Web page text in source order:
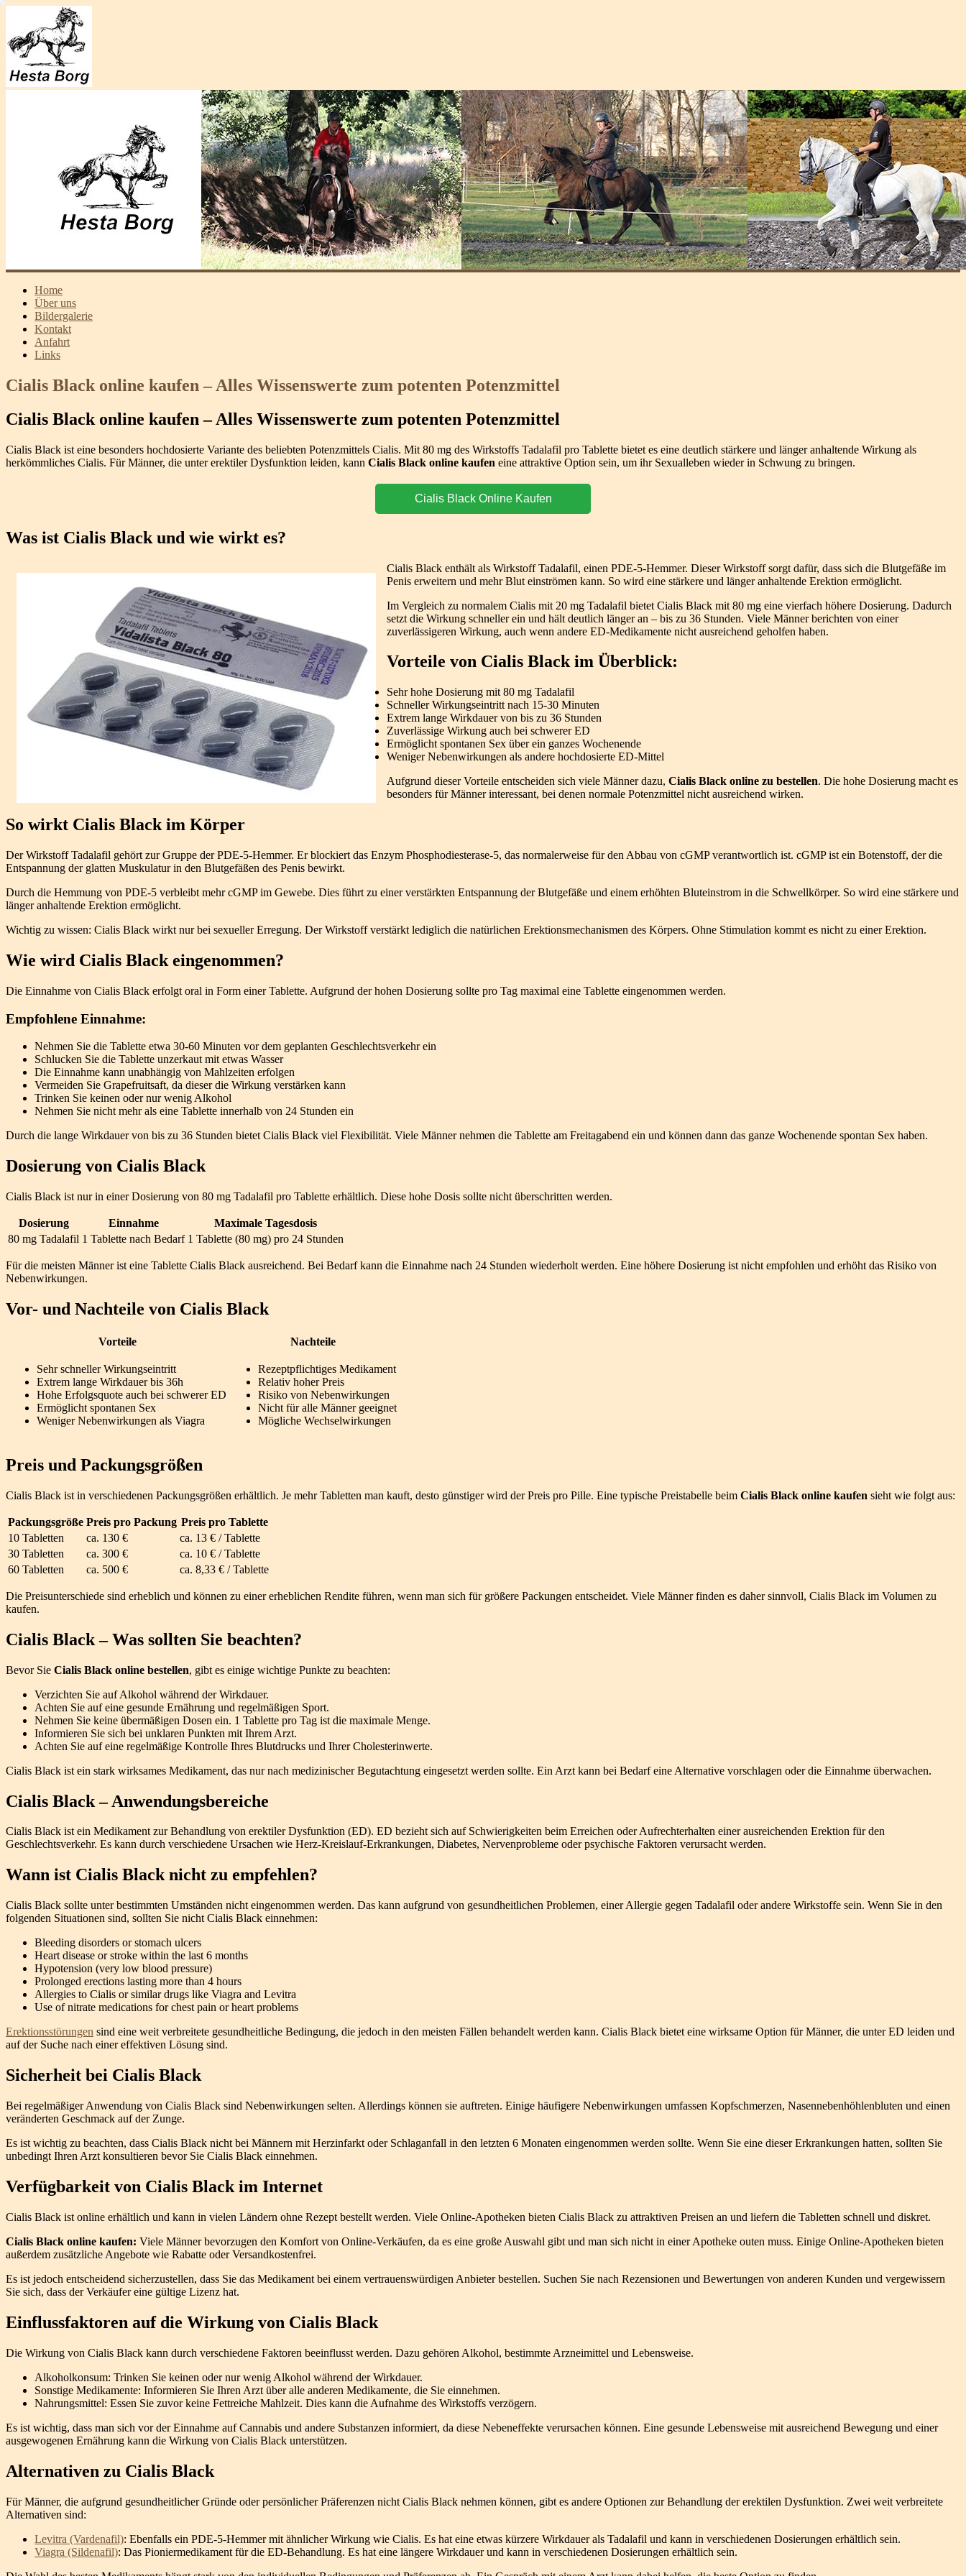
Home
Über uns
Bildergalerie
Kontakt
Anfahrt
Links
Cialis Black online kaufen – Alles Wissenswerte zum potenten Potenzmittel
Cialis Black online kaufen – Alles Wissenswerte zum potenten Potenzmittel
Cialis Black ist eine besonders hochdosierte Variante des beliebten Potenzmittels Cialis. Mit 80 mg des Wirkstoffs Tadalafil pro Tablette bietet es eine deutlich stärkere und länger anhaltende Wirkung als
herkömmliches Cialis. Für Männer, die unter erektiler Dysfunktion leiden, kann Cialis Black online kaufen eine attraktive Option sein, um ihr Sexualleben wieder in Schwung zu bringen.
Cialis Black Online Kaufen
Was ist Cialis Black und wie wirkt es?
Cialis Black enthält als Wirkstoff Tadalafil, einen PDE-5-Hemmer. Dieser Wirkstoff sorgt dafür, dass sich die Blutgefäße im
Penis erweitern und mehr Blut einströmen kann. So wird eine stärkere und länger anhaltende Erektion ermöglicht.
Im Vergleich zu normalem Cialis mit 20 mg Tadalafil bietet Cialis Black mit 80 mg eine vierfach höhere Dosierung. Dadurch
setzt die Wirkung schneller ein und hält deutlich länger an – bis zu 36 Stunden. Viele Männer berichten von einer
zuverlässigeren Wirkung, auch wenn andere ED-Medikamente nicht ausreichend geholfen haben.
Vorteile von Cialis Black im Überblick:
Sehr hohe Dosierung mit 80 mg Tadalafil
Schneller Wirkungseintritt nach 15-30 Minuten
Extrem lange Wirkdauer von bis zu 36 Stunden
Zuverlässige Wirkung auch bei schwerer ED
Ermöglicht spontanen Sex über ein ganzes Wochenende
Weniger Nebenwirkungen als andere hochdosierte ED-Mittel
Aufgrund dieser Vorteile entscheiden sich viele Männer dazu, Cialis Black online zu bestellen. Die hohe Dosierung macht es
besonders für Männer interessant, bei denen normale Potenzmittel nicht ausreichend wirken.
So wirkt Cialis Black im Körper
Der Wirkstoff Tadalafil gehört zur Gruppe der PDE-5-Hemmer. Er blockiert das Enzym Phosphodiesterase-5, das normalerweise für den Abbau von cGMP verantwortlich ist. cGMP ist ein Botenstoff, der die
Entspannung der glatten Muskulatur in den Blutgefäßen des Penis bewirkt.
Durch die Hemmung von PDE-5 verbleibt mehr cGMP im Gewebe. Dies führt zu einer verstärkten Entspannung der Blutgefäße und einem erhöhten Bluteinstrom in die Schwellkörper. So wird eine stärkere und
länger anhaltende Erektion ermöglicht.
Wichtig zu wissen: Cialis Black wirkt nur bei sexueller Erregung. Der Wirkstoff verstärkt lediglich die natürlichen Erektionsmechanismen des Körpers. Ohne Stimulation kommt es nicht zu einer Erektion.
Wie wird Cialis Black eingenommen?
Die Einnahme von Cialis Black erfolgt oral in Form einer Tablette. Aufgrund der hohen Dosierung sollte pro Tag maximal eine Tablette eingenommen werden.
Empfohlene Einnahme:
Nehmen Sie die Tablette etwa 30-60 Minuten vor dem geplanten Geschlechtsverkehr ein
Schlucken Sie die Tablette unzerkaut mit etwas Wasser
Die Einnahme kann unabhängig von Mahlzeiten erfolgen
Vermeiden Sie Grapefruitsaft, da dieser die Wirkung verstärken kann
Trinken Sie keinen oder nur wenig Alkohol
Nehmen Sie nicht mehr als eine Tablette innerhalb von 24 Stunden ein
Durch die lange Wirkdauer von bis zu 36 Stunden bietet Cialis Black viel Flexibilität. Viele Männer nehmen die Tablette am Freitagabend ein und können dann das ganze Wochenende spontan Sex haben.
Dosierung von Cialis Black
Cialis Black ist nur in einer Dosierung von 80 mg Tadalafil pro Tablette erhältlich. Diese hohe Dosis sollte nicht überschritten werden.
Dosierung Einnahme
Maximale Tagesdosis
80 mg Tadalafil 1 Tablette nach Bedarf 1 Tablette (80 mg) pro 24 Stunden
Für die meisten Männer ist eine Tablette Cialis Black ausreichend. Bei Bedarf kann die Einnahme nach 24 Stunden wiederholt werden. Eine höhere Dosierung ist nicht empfohlen und erhöht das Risiko von
Nebenwirkungen.
Vor- und Nachteile von Cialis Black
Vorteile Nachteile
Sehr schneller Wirkungseintritt
Extrem lange Wirkdauer bis 36h
Hohe Erfolgsquote auch bei schwerer ED
Ermöglicht spontanen Sex
Weniger Nebenwirkungen als Viagra
Rezeptpflichtiges Medikament
Relativ hoher Preis
Risiko von Nebenwirkungen
Nicht für alle Männer geeignet
Mögliche Wechselwirkungen
Preis und Packungsgrößen
Cialis Black ist in verschiedenen Packungsgrößen erhältlich. Je mehr Tabletten man kauft, desto günstiger wird der Preis pro Pille. Eine typische Preistabelle beim Cialis Black online kaufen sieht wie folgt aus:
Packungsgröße Preis pro Packung Preis pro Tablette
10 Tabletten
ca. 130 €
ca. 13 € / Tablette
30 Tabletten
ca. 300 €
ca. 10 € / Tablette
60 Tabletten
ca. 500 € ca. 8,33 € / Tablette
Die Preisunterschiede sind erheblich und können zu einer erheblichen Rendite führen, wenn man sich für größere Packungen entscheidet. Viele Männer finden es daher sinnvoll, Cialis Black im Volumen zu
kaufen.
Cialis Black – Was sollten Sie beachten?
Bevor Sie Cialis Black online bestellen, gibt es einige wichtige Punkte zu beachten:
Verzichten Sie auf Alkohol während der Wirkdauer.
Achten Sie auf eine gesunde Ernährung und regelmäßigen Sport.
Nehmen Sie keine übermäßigen Dosen ein. 1 Tablette pro Tag ist die maximale Menge.
Informieren Sie sich bei unklaren Punkten mit Ihrem Arzt.
Achten Sie auf eine regelmäßige Kontrolle Ihres Blutdrucks und Ihrer Cholesterinwerte.
Cialis Black ist ein stark wirksames Medikament, das nur nach medizinischer Begutachtung eingesetzt werden sollte. Ein Arzt kann bei Bedarf eine Alternative vorschlagen oder die Einnahme überwachen.
Cialis Black – Anwendungsbereiche
Cialis Black ist ein Medikament zur Behandlung von erektiler Dysfunktion (ED). ED bezieht sich auf Schwierigkeiten beim Erreichen oder Aufrechterhalten einer ausreichenden Erektion für den
Geschlechtsverkehr. Es kann durch verschiedene Ursachen wie Herz-Kreislauf-Erkrankungen, Diabetes, Nervenprobleme oder psychische Faktoren verursacht werden.
Wann ist Cialis Black nicht zu empfehlen?
Cialis Black sollte unter bestimmten Umständen nicht eingenommen werden. Das kann aufgrund von gesundheitlichen Problemen, einer Allergie gegen Tadalafil oder andere Wirkstoffe sein. Wenn Sie in den
folgenden Situationen sind, sollten Sie nicht Cialis Black einnehmen:
Bleeding disorders or stomach ulcers
Heart disease or stroke within the last 6 months
Hypotension (very low blood pressure)
Prolonged erections lasting more than 4 hours
Allergies to Cialis or similar drugs like Viagra and Levitra
Use of nitrate medications for chest pain or heart problems
Erektionsstörungen sind eine weit verbreitete gesundheitliche Bedingung, die jedoch in den meisten Fällen behandelt werden kann. Cialis Black bietet eine wirksame Option für Männer, die unter ED leiden und
auf der Suche nach einer effektiven Lösung sind.
Sicherheit bei Cialis Black
Bei regelmäßiger Anwendung von Cialis Black sind Nebenwirkungen selten. Allerdings können sie auftreten. Einige häufigere Nebenwirkungen umfassen Kopfschmerzen, Nasennebenhöhlenbluten und einen
veränderten Geschmack auf der Zunge.
Es ist wichtig zu beachten, dass Cialis Black nicht bei Männern mit Herzinfarkt oder Schlaganfall in den letzten 6 Monaten eingenommen werden sollte. Wenn Sie eine dieser Erkrankungen hatten, sollten Sie
unbedingt Ihren Arzt konsultieren bevor Sie Cialis Black einnehmen.
Verfügbarkeit von Cialis Black im Internet
Cialis Black ist online erhältlich und kann in vielen Ländern ohne Rezept bestellt werden. Viele Online-Apotheken bieten Cialis Black zu attraktiven Preisen an und liefern die Tabletten schnell und diskret.
Cialis Black online kaufen: Viele Männer bevorzugen den Komfort von Online-Verkäufen, da es eine große Auswahl gibt und man sich nicht in einer Apotheke outen muss. Einige Online-Apotheken bieten
außerdem zusätzliche Angebote wie Rabatte oder Versandkostenfrei.
Es ist jedoch entscheidend sicherzustellen, dass Sie das Medikament bei einem vertrauenswürdigen Anbieter bestellen. Suchen Sie nach Rezensionen und Bewertungen von anderen Kunden und vergewissern
Sie sich, dass der Verkäufer eine gültige Lizenz hat.
Einflussfaktoren auf die Wirkung von Cialis Black
Die Wirkung von Cialis Black kann durch verschiedene Faktoren beeinflusst werden. Dazu gehören Alkohol, bestimmte Arzneimittel und Lebensweise.
Alkoholkonsum: Trinken Sie keinen oder nur wenig Alkohol während der Wirkdauer.
Sonstige Medikamente: Informieren Sie Ihren Arzt über alle anderen Medikamente, die Sie einnehmen.
Nahrungsmittel: Essen Sie zuvor keine Fettreiche Mahlzeit. Dies kann die Aufnahme des Wirkstoffs verzögern.
Es ist wichtig, dass man sich vor der Einnahme auf Cannabis und andere Substanzen informiert, da diese Nebeneffekte verursachen können. Eine gesunde Lebensweise mit ausreichend Bewegung und einer
ausgewogenen Ernährung kann die Wirkung von Cialis Black unterstützen.
Alternativen zu Cialis Black
Für Männer, die aufgrund gesundheitlicher Gründe oder persönlicher Präferenzen nicht Cialis Black nehmen können, gibt es andere Optionen zur Behandlung der erektilen Dysfunktion. Zwei weit verbreitete
Alternativen sind:
Levitra (Vardenafil): Ebenfalls ein PDE-5-Hemmer mit ähnlicher Wirkung wie Cialis. Es hat eine etwas kürzere Wirkdauer als Tadalafil und kann in verschiedenen Dosierungen erhältlich sein.
Viagra (Sildenafil): Das Pioniermedikament für die ED-Behandlung. Es hat eine längere Wirkdauer und kann in verschiedenen Dosierungen erhältlich sein.